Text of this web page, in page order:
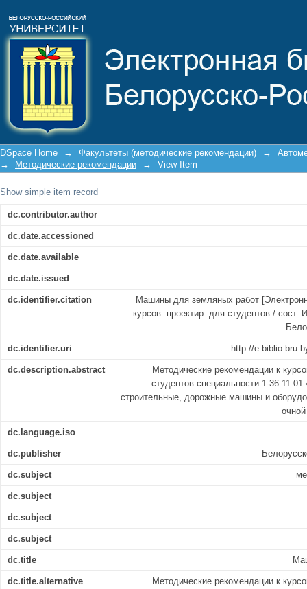
DSpace Home → Факультеты (методические рекомендации) →
→
Методические рекомендации → View Item
Show simple item record
dc.contributor.author
dc.date.accessioned
dc.date.available
dc.date.issued
dc.identifier.citation
Машины для земляных работ
курсов. проектир. для студентов /
dc.identifier.uri http://
dc.description.abstract
Методические рекомендации к
студентов специальности 1-36 11
строительные, дорожные машины и
dc.language.iso
dc.publisher
dc.subject
dc.subject
dc.subject
dc.subject
dc.title
dc.title.alternative
Методические рекомендации к